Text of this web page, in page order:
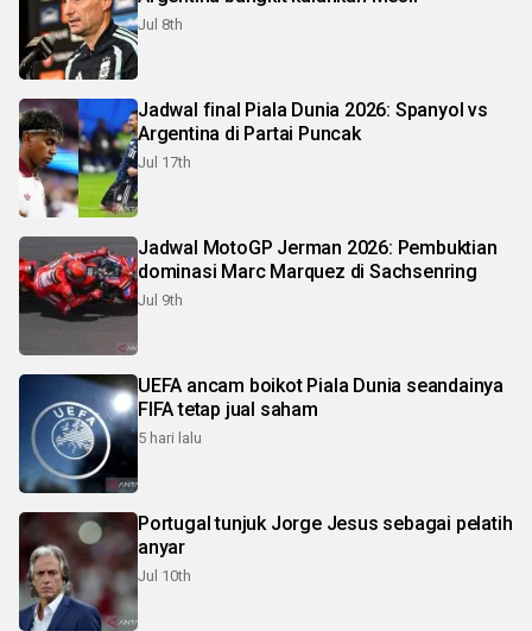
Jul 8th
Jadwal final Piala Dunia 2026: Spanyol vs
Argentina di Partai Puncak
Jul 17th
Jadwal MotoGP Jerman 2026: Pembuktian
dominasi Marc Marquez di Sachsenring
Jul 9th
UEFA ancam boikot Piala Dunia seandainya
FIFA tetap jual saham
5 hari lalu
Portugal tunjuk Jorge Jesus sebagai pelatih
anyar
Jul 10th